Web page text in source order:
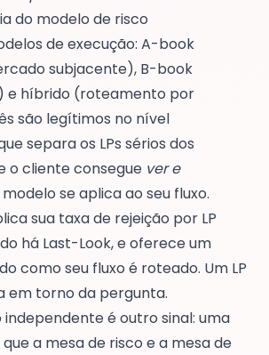
do modelo de risco
de execução: A-book
subjacente), B-book
e híbrido (roteamento por
são legítimos no nível
separa os LPs sérios dos
o cliente consegue ver e
se aplica ao seu fluxo.
sua taxa de rejeição por LP
há Last-Look, e oferece um
como seu fluxo é roteado. Um LP
em torno da pergunta.
independente é outro sinal: uma
a mesa de risco e a mesa de